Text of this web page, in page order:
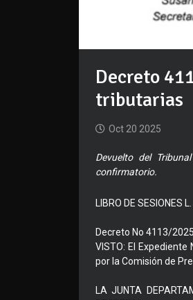
Decreto
tributarias
Oct 20 2025
Devuelto del
confirmatorio.
LIBRO DE SESIONES
Decreto No 4113/
VISTO: El
por la Comisión de
LA JUNTA